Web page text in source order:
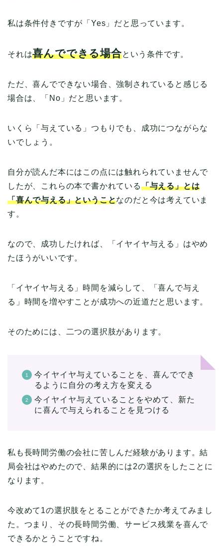
私は条件付きですが「Yes」だと思っています。
それは喜んでできる場合という条件です。
ただ、喜んでできない場合、強制されていると感じる
場合は、「No」だと思います。
いくら「与えている」つもりでも、成功につながらな
いでしょう。
自分が読んだ本にはこの点には触れられていませんで
したが、これらの本で書かれている「与える」とは
「喜んで与える」ということなのだと今は考えていま
す。
なので、成功したければ、「イヤイヤ与える」はやめ
たほうがいいです。
「イヤイヤ与える」時間を減らして、「喜んで与え
る」時間を増やすことが成功への近道だと思います。
そのためには、二つの選択肢があります。
今イヤイヤ与えていることを、喜んででき
るように自分の考え方を変える
今イヤイヤ与えていることをやめて、新た
に喜んで与えられることを見つける
私も長時間労働の会社に苦しんだ経験があります。結
局会社はやめたので、結果的には2の選択をしたことに
なります。
今改めて1の選択肢をとることができたか考えてみまし
た。つまり、その長時間労働、サービス残業を喜んで
できるかとうことですね。